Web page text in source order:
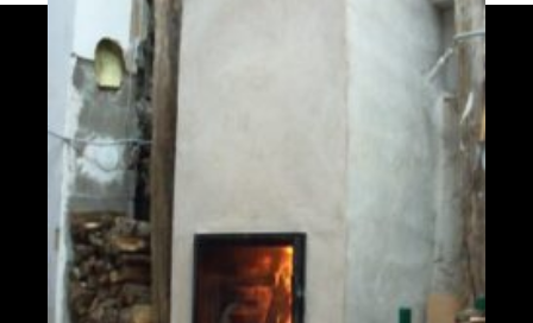
Poêle de Masse
Bellecombe-en-Bauges 73340
Oxalibre S
Portet 64330
Modèle M avec enduit
La Table 73110